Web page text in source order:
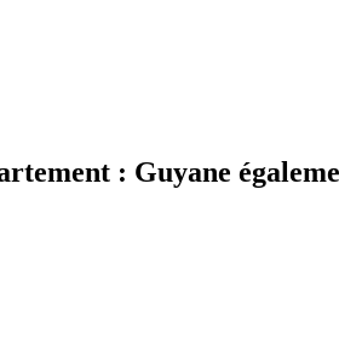
: Guyane